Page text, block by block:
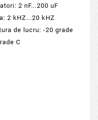
2 nF...200 uF
2 kHZ...20 kHZ
de lucru: -20 grade
C